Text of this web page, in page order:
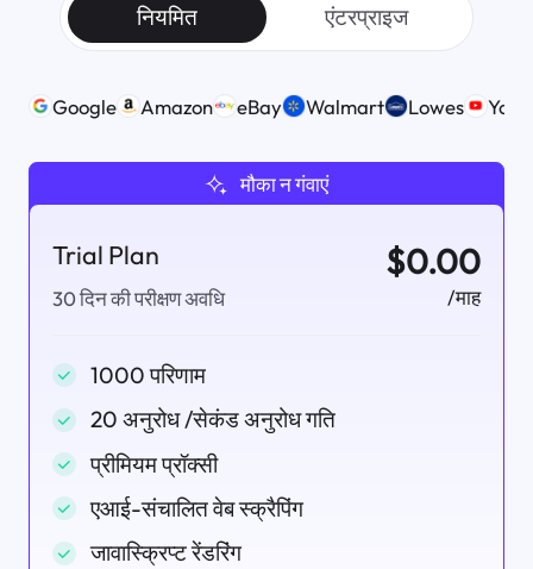
नियमित एंटरप्राइज
Google Amazon eBay Walmart Lowes
मौका न गंवाएं
Trial Plan
30 दिन की परीक्षण अवधि
$0.00
/माह
1000 परिणाम
20 अनुरोध /सेकंड अनुरोध गति
प्रीमियम प्रॉक्सी
एआई-संचालित वेब स्क्रैपिंग
जावास्क्रिप्ट रेंडरिंग